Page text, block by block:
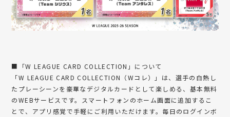
■「W LEAGUE CARD COLLECTION」について
「W LEAGUE CARD COLLECTION（Wコレ）」は、選手の白熱し
たプレーシーンを豪華なデジタルカードとして楽しめる、基本無料
のWEBサービスです。スマートフォンのホーム画面に追加するこ
とで、アプリ感覚で手軽にご利用いただけます。毎日のログインボ